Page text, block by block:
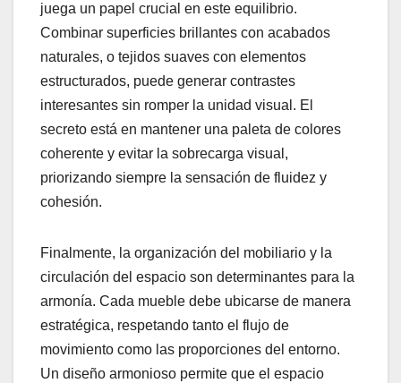
juega un papel crucial en este equilibrio.
Combinar superficies brillantes con acabados
naturales, o tejidos suaves con elementos
estructurados, puede generar contrastes
interesantes sin romper la unidad visual. El
secreto está en mantener una paleta de colores
coherente y evitar la sobrecarga visual,
priorizando siempre la sensación de fluidez y
cohesión.
Finalmente, la organización del mobiliario y la
circulación del espacio son determinantes para la
armonía. Cada mueble debe ubicarse de manera
estratégica, respetando tanto el flujo de
movimiento como las proporciones del entorno.
Un diseño armonioso permite que el espacio